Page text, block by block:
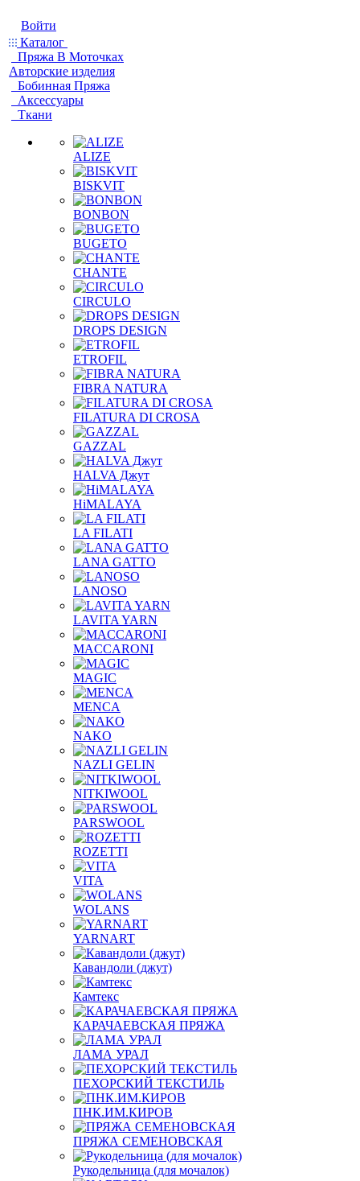
Войти
Каталог
Пряжа В Моточках
Авторские изделия
Бобинная Пряжа
Аксессуары
Ткани
ALIZE
BISKVIT
BONBON
BUGETO
CHANTE
CIRCULO
DROPS DESIGN
ETROFIL
FIBRA NATURA
FILATURA DI CROSA
GAZZAL
HALVA Джут
HiMALAYA
LA FILATI
LANA GATTO
LANOSO
LAVITA YARN
MACCARONI
MAGIC
MENCA
NAKO
NAZLI GELIN
NITKIWOOL
PARSWOOL
ROZETTI
VITA
WOLANS
YARNART
Кавандоли (джут)
Камтекс
КАРАЧАЕВСКАЯ ПРЯЖА
ЛАМА УРАЛ
ПЕХОРСКИЙ ТЕКСТИЛЬ
ПНК.ИМ.КИРОВ
ПРЯЖА СЕМЕНОВСКАЯ
Рукодельница (для мочалок)